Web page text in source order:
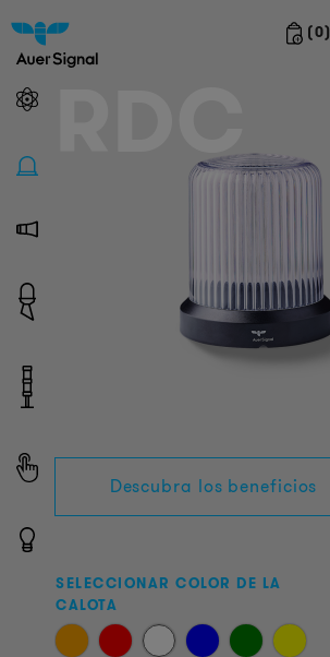
(0)
RDC
Descubra los beneficios
SELECCIONAR COLOR DE LA
CALOTA